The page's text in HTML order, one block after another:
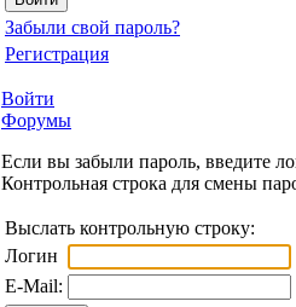
Забыли свой пароль?
Регистрация
Войти
Форумы
Если вы забыли пароль, введите
Контрольная строка для смены
Выслать контрольную строку:
Логин
E-Mail: